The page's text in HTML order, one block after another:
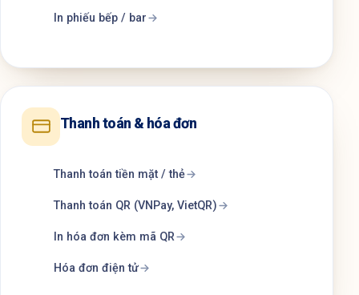
In phiếu bếp / bar
Thanh toán & hóa đơn
Thanh toán tiền mặt / thẻ
Thanh toán QR (VNPay, VietQR)
In hóa đơn kèm mã QR
Hóa đơn điện tử